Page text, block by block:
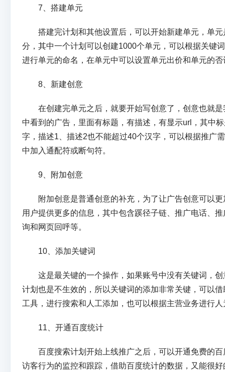
7、搭建单元
搭建完计划和其他设置后，可以开始新建单元，单元
分，其中一个计划可以创建1000个单元，可以根据关键
进行单元的命名，在单元中可以设置单元出价和单元的否
8、新建创意
在创建完单元之后，就要开始写创意了，创意也就是
中看到的广告，里面有标题，有描述，有显示url，其中
字，描述1、描述2也不能超过40个汉字，可以根据推广
中加入通配符或断句符。
9、附加创意
附加创意是普通创意的补充，为了让广告创意可以更
用户提供更多的信息，其中包含蹊径子链、推广电话、
询和网页回呼等。
10、添加关键词
这是最关键的一个操作，如果账号中没有关键词，创
计划也是不生效的，所以关键词的添加非常关键，可以
工具，进行搜索和人工添加，也可以根据主营业务进行
11、开通百度统计
百度搜索计划开始上线推广之后，可以开通免费的百
访客行为的监控和跟踪，借助百度统计的数据，又能很